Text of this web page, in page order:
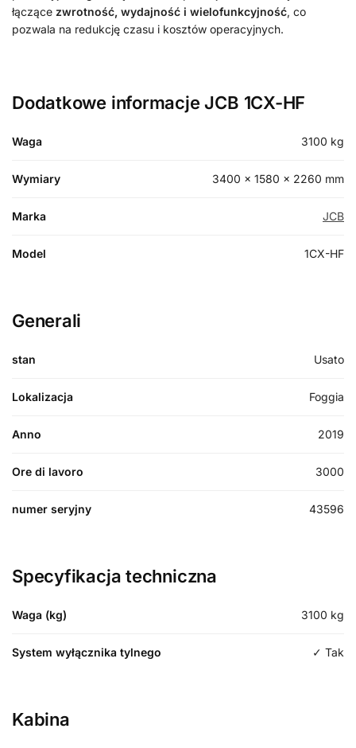
łączące zwrotność, wydajność i wielofunkcyjność, co
pozwala na redukcję czasu i kosztów operacyjnych.
Dodatkowe informacje JCB 1CX-HF
Waga 3100 kg
Wymiary 3400 × 1580 × 2260 mm
Marka JCB
Model 1CX-HF
Generali
stan Usato
Lokalizacja Foggia
Anno 2019
Ore di lavoro 3000
numer seryjny 43596
Specyfikacja techniczna
Waga (kg) 3100 kg
System wyłącznika tylnego ✓ Tak
Kabina